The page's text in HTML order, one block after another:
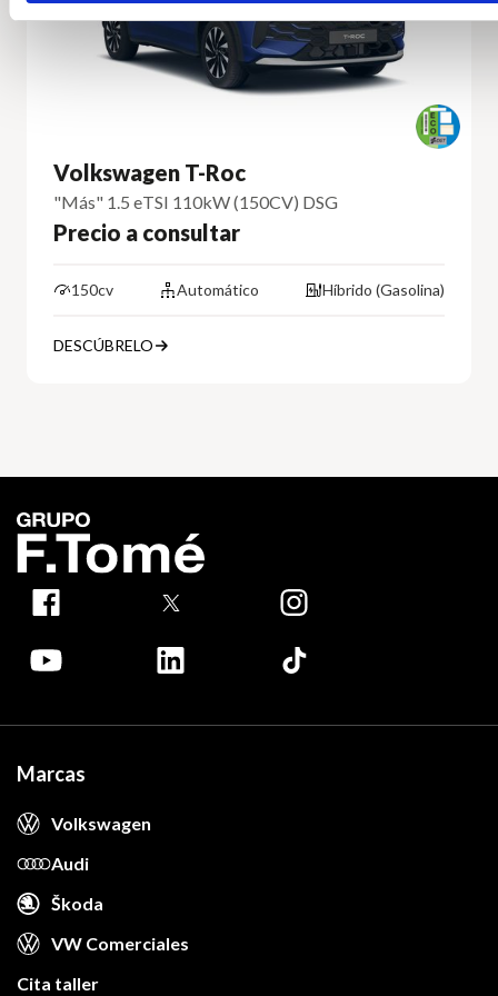
Volkswagen T-Roc
"Más" 1.5 eTSI 110kW (150CV) DSG
Precio a consultar
150cv Automático Híbrido (Gasolina)
DESCÚBRELO
Marcas
Volkswagen
Audi
Škoda
VW Comerciales
Cita taller